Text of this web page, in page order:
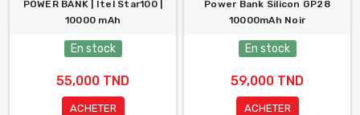
POWER BANK | Itel Star100 |
10000 mAh
En stock
55,000 TND
ACHETER
Power Bank Silicon GP28
10000mAh Noir
En stock
59,000 TND
ACHETER